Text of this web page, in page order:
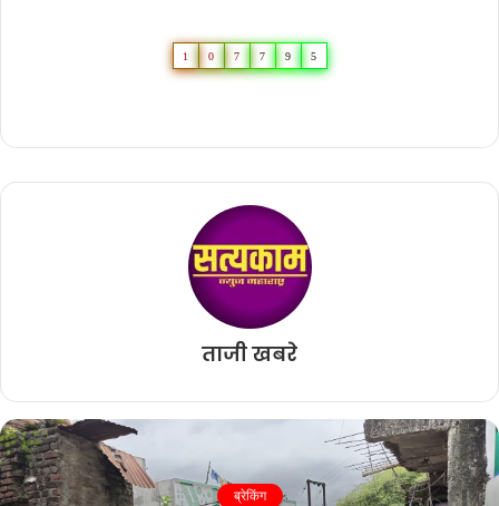
1 0 7 7 9 5
ताजी खबरे
ब्रेकिंग